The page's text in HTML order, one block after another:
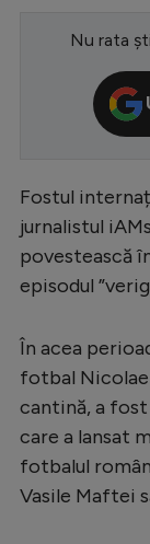
Nu rata
Fostul
jurnalistul
povestească
episodul
În acea
fotbal Nicolae
cantină, a
care a lansat
fotbalul
Vasile Maftei